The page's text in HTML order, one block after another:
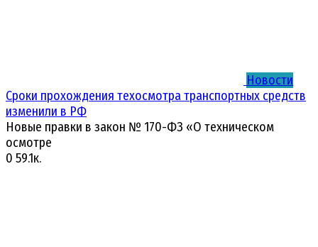
Новости
Сроки прохождения техосмотра транспортных средств
изменили в РФ
Новые правки в закон № 170-ФЗ «О техническом
осмотре
0 59.1к.